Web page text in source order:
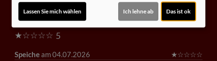
KOMMENTARE
★☆☆☆☆ 5
Speicheam 04.07.2026 ★☆☆☆☆
Lassen Sie mich wählen Ich lehne ab Das ist ok